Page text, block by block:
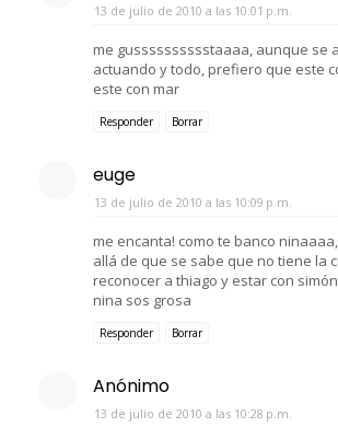
13 de julio de 2010 a las 10:01 p.m.
me gusssssssssstaaaa, aunque se
actuando y todo, prefiero que este
este con mar
Responder Borrar
euge
13 de julio de 2010 a las 10:09 p.m.
me encanta! como te banco
allá de que se sabe que no tiene la
reconocer a thiago y estar con
nina sos grosa
Responder Borrar
Anónimo
13 de julio de 2010 a las 10:28 p.m.